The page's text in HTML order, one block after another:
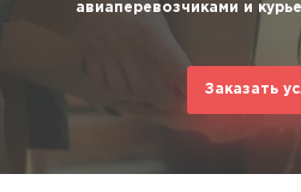
авиаперевозчиками и
Заказать